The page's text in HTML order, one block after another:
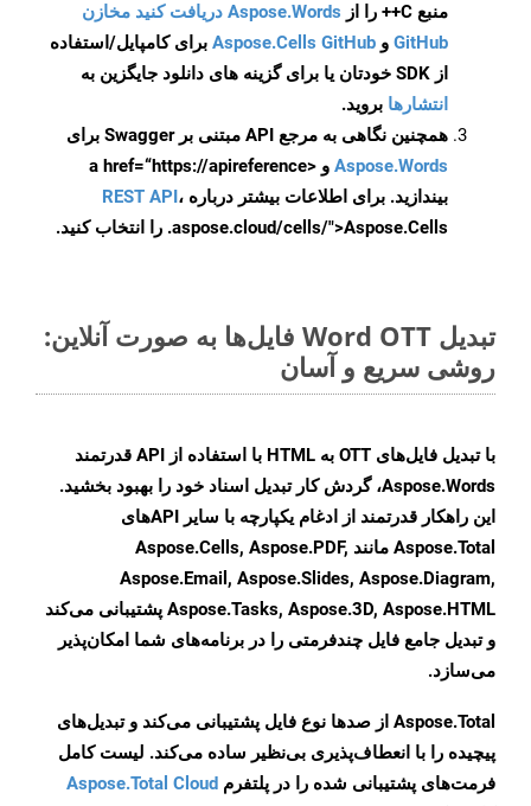
منبع C++ را از
Aspose.Words دریافت کنید مخازن
GitHub و Aspose.Cells GitHub برای کامپایل/استفاده
از SDK خودتان یا برای گزینه های دانلود جایگزین به
انتشارها بروید.
همچنین نگاهی به مرجع API مبتنی بر Swagger برای
Aspose.Words
و <a href=“https://apireference
بیندازید. برای اطلاعات بیشتر درباره REST API،
.aspose.cloud/cells/">Aspose.Cells را انتخاب کنید.
تبدیل Word OTT فایل‌ها به صورت آنلاین:
روشی سریع و آسان
با تبدیل فایل‌های OTT به HTML با استفاده از API قدرتمند
Aspose.Words، گردش کار تبدیل اسناد خود را بهبود بخشید.
این راهکار قدرتمند از ادغام یکپارچه با سایر APIهای
Aspose.Total مانند Aspose.Cells, Aspose.PDF,
Aspose.Email, Aspose.Slides, Aspose.Diagram,
Aspose.Tasks, Aspose.3D, Aspose.HTML پشتیبانی می‌کند
و تبدیل جامع فایل چندفرمتی را در برنامه‌های شما امکان‌پذیر
می‌سازد.
Aspose.Total از صدها نوع فایل پشتیبانی می‌کند و تبدیل‌های
پیچیده را با انعطاف‌پذیری بی‌نظیر ساده می‌کند. لیست کامل
فرمت‌های پشتیبانی شده را در پلتفرم Aspose.Total Cloud